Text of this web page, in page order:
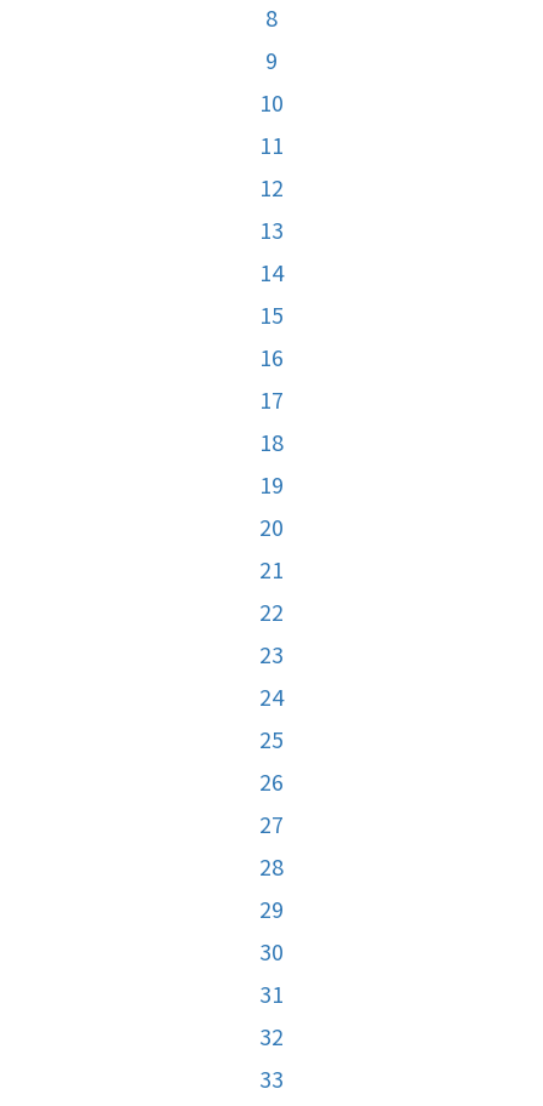
8
9
10
11
12
13
14
15
16
17
18
19
20
21
22
23
24
25
26
27
28
29
30
31
32
33